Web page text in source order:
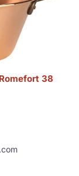
38